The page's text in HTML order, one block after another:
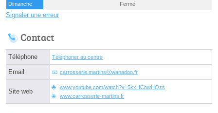
Dimanche
Fermé
Signaler une erreur
Contact
Téléphone Téléphoner au centre
Email carrosserie.martinsⓐwanadoo.fr
Site web
www.youtube.com/watch?v=5kxHCbwHQzs
www.carrosserie-martins.fr